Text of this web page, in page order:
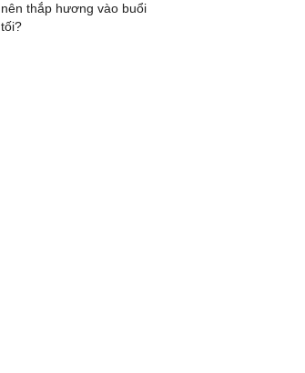
nên thắp hương vào buổi
tối?